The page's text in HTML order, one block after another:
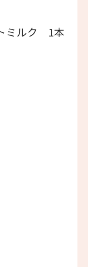
ミルク 1本